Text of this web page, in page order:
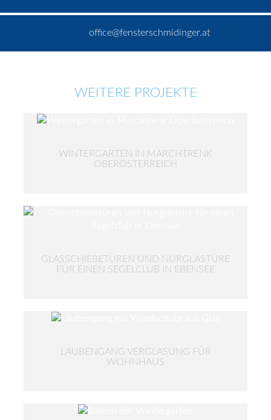
office@fensterschmidinger.at
WEITERE PROJEKTE
WINTERGARTEN IN MARCHTRENK
OBERÖSTERREICH
GLASSCHIEBETÜREN UND NURGLASTÜRE
FÜR EINEN SEGELCLUB IN EBENSEE
LAUBENGANG VERGLASUNG FÜR
WOHNHAUS